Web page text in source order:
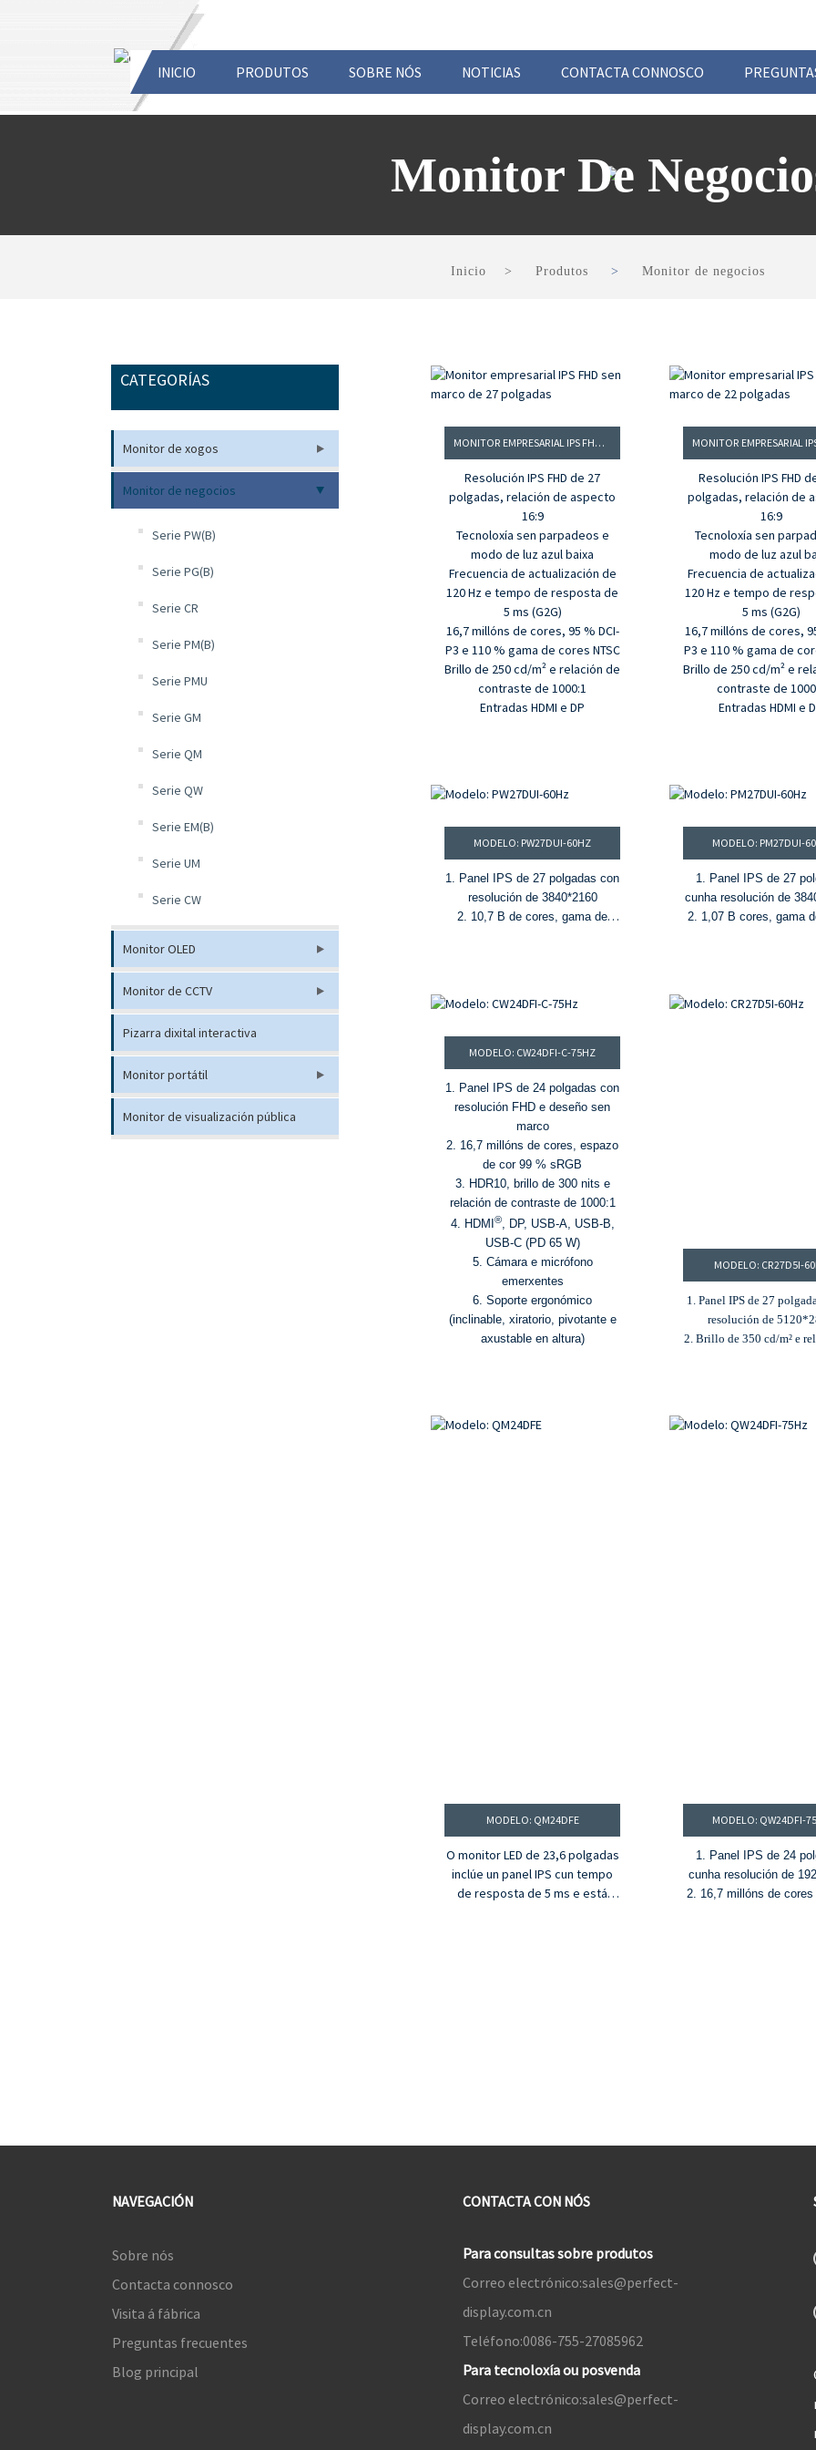
INICIO PRODUTOS SOBRE NÓS NOTICIAS CONTACTA CONNOSCO
Monitor De
Inicio Produtos Monitor de negocios
CATEGORÍAS
Monitor de xogos
Monitor de negocios
Serie PW(B)
Serie PG(B)
Serie CR
Serie PM(B)
Serie PMU
Serie GM
Serie QM
Serie QW
Serie EM(B)
Serie UM
Serie CW
Monitor OLED
Monitor de CCTV
Pizarra dixital interactiva
Monitor portátil
Monitor de visualización pública
MONITOR EMPRESARIAL IPS FHD SEN MARCO DE 27 POLGADAS
Resolución IPS FHD de 27
polgadas, relación de aspecto
16:9
Tecnoloxía sen parpadeos e
modo de luz azul baixa
Frecuencia de actualización de
120 Hz e tempo de resposta de
5 ms (G2G)
16,7 millóns de cores, 95 % DCI-
P3 e 110 % gama de cores NTSC
Brillo de 250 cd/m² e relación de
contraste de 1000:1
Entradas HDMI e DP
Resolución IPS FHD
polgadas, relación de
16:9
Tecnoloxía sen
modo de luz azul
Frecuencia de
120 Hz e tempo de
5 ms (G2G)
16,7 millóns de cores,
P3 e 110 % gama de
Brillo de 250 cd/m² e
contraste de
Entradas HDMI e
MODELO: PW27DUI-60HZ
1. Panel IPS de 27 polgadas con
resolución de 3840*2160
2. 10,7 B de cores, gama de
de 60 Hz e tempo de resposta de
5. HDMI®, Entradas DP e USB-C
(PD 65 W)
6. Soporte ergonómico
(inclinable, xiratorio, pivotante e
axustable en altura)
MODELO: PM27DUI-
1. Panel IPS de 27
cunha resolución de
2. 1,07 B cores, gama
MODELO: CW24DFI-C-75HZ
1. Panel IPS de 24 polgadas con
resolución FHD e deseño sen
marco
2. 16,7 millóns de cores, espazo
de cor 99 % sRGB
3. HDR10, brillo de 300 nits e
relación de contraste de 1000:1
4. HDMI ®, DP, USB-A, USB-B,
USB-C (PD 65 W)
5. Cámara e micrófono
emerxentes
6. Soporte ergonómico
(inclinable, xiratorio, pivotante e
axustable en altura)
MODELO: CR27D5I-
1. Panel IPS de 27
resolución de
2. Brillo de 350 cd/m² e
4. Función HDR
MODELO: QM24DFE
O monitor LED de 23,6 polgadas
inclúe un panel IPS cun tempo
de resposta de 5 ms e está
MODELO: QW24DFI-
1. Panel IPS de 24
cunha resolución de
2. 16,7 millóns de cores
, portos DP
NAVEGACIÓN
Sobre nós
Contacta connosco
Visita á fábrica
Preguntas frecuentes
Blog principal
CONTACTA CON NÓS
Para consultas sobre produtos
Correo electrónico:sales@perfect-
display.com.cn
Teléfono:0086-755-27085962
Para tecnoloxía ou posvenda
Correo electrónico:sales@perfect-
display.com.cn